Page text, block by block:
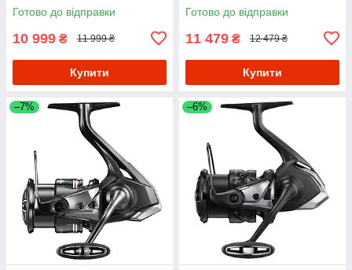
Готово до відправки
10 999 ₴ 11 999 ₴
Купити
Готово до відправки
11 479 ₴ 12 479 ₴
Купити
–7% –6%